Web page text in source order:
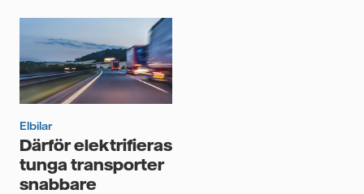
Elbilar
Därför elektrifieras
tunga transporter
snabbare